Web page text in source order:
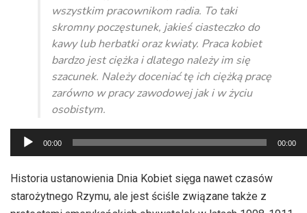
wszystkim pracownikom radia. To taki
skromny poczęstunek, jakieś ciasteczko do
kawy lub herbatki oraz kwiaty. Praca kobiet
bardzo jest ciężka i dlatego należy im się
szacunek. Należy doceniać tę ich ciężką pracę
zarówno w pracy zawodowej jak i w życiu
osobistym.
Odtwarzacz
plików
dźwiękowych
00:00 00:00
Historia ustanowienia Dnia Kobiet sięga nawet czasów
starożytnego Rzymu, ale jest ściśle związane także z